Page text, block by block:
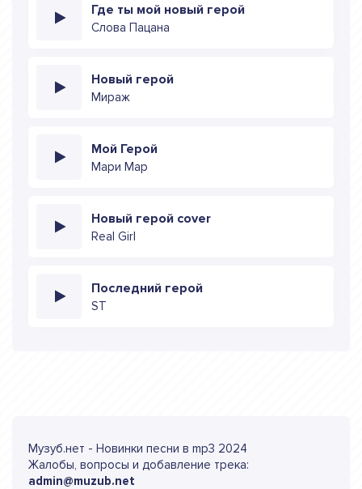
Где ты мой новый герой
Слова Пацана
Новый герой
Мираж
Мой Герой
Мари Мар
Новый герой cover
Real Girl
Последний герой
ST
Музуб.нет - Новинки песни в mp3 2024
Жалобы, вопросы и добавление трека:
admin@muzub.net